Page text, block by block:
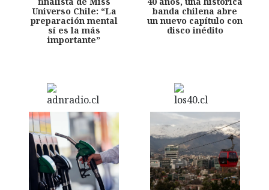
Universo Chile: “La
preparación mental
sí es la más
importante”
banda chilena abre
un nuevo capítulo con
disco inédito